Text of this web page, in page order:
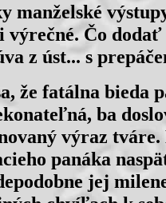
manželské
Čo dodať
z úst... s
že fatálna bieda
ba
výraz
panáka
jej